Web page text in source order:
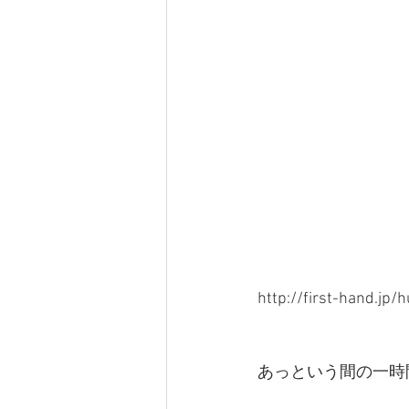
http://first-hand.jp/
あっという間の一